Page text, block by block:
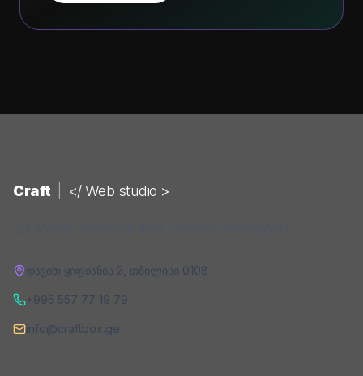
Craft </ Web studio >
დავით ყიფიანის 2 თბილისი 0108
+995 557 77 19 79
info@craftbox.ge